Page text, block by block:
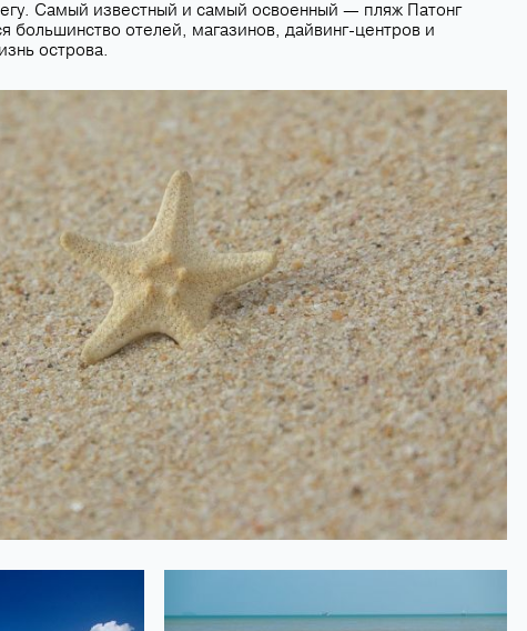
Самый известный и самый освоенный — пляж Патонг
большинство отелей, магазинов, дайвинг-центров и
острова.